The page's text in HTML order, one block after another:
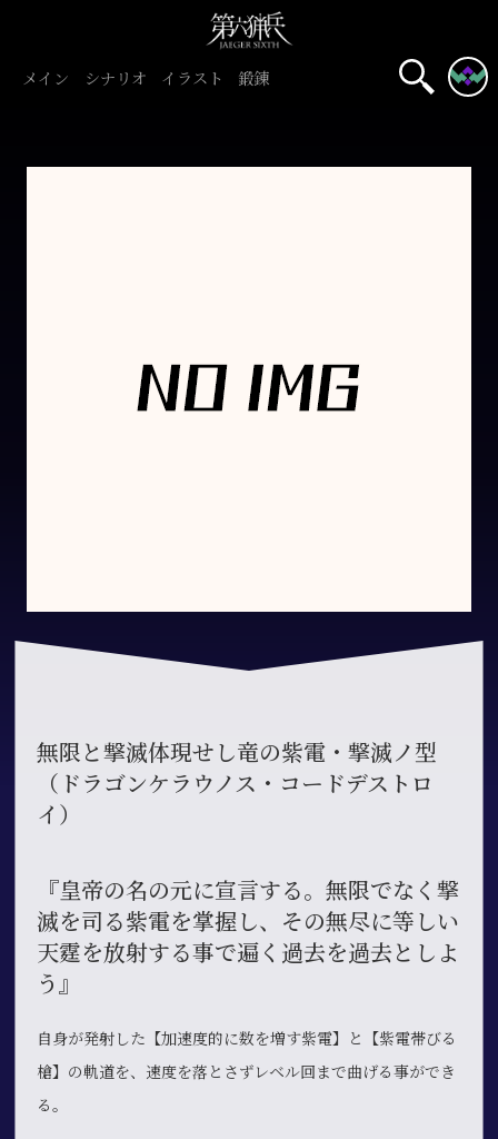
メイン シナリオ イラスト 鍛錬
無限と撃滅体現せし竜の紫電・撃滅ノ型
（ドラゴンケラウノス・コードデストロ
イ）
『皇帝の名の元に宣言する。無限でなく撃
滅を司る紫電を掌握し、その無尽に等しい
天霆を放射する事で遍く過去を過去としよ
う』
自身が発射した【加速度的に数を増す紫電】と【紫電帯びる
槍】の軌道を、速度を落とさずレベル回まで曲げる事ができ
る。